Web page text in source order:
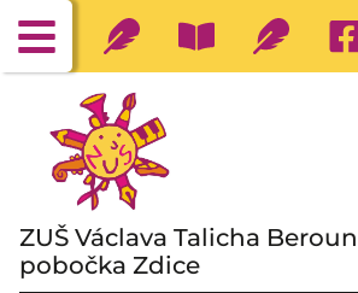
ZUŠ Václava Talicha Beroun
pobočka Zdice